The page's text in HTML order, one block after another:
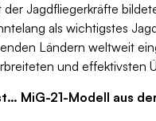
Jagdfliegerkräfte
als wichtigstes
Ländern weltweit
und
MiG-21-Modell aus